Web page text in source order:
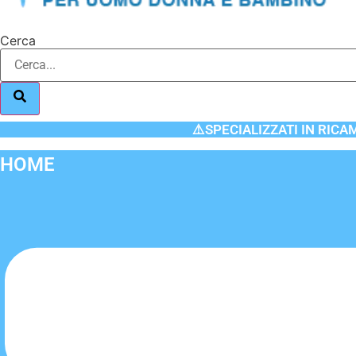
Cerca
⚠️SPECIALIZZATI IN
HOME